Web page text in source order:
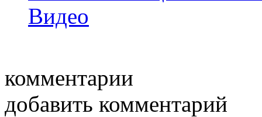
Видео
комментарии
добавить комментарий